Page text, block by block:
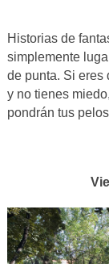
Historias de
simplemente
de punta. Si eres
y no tienes
pondrán tus